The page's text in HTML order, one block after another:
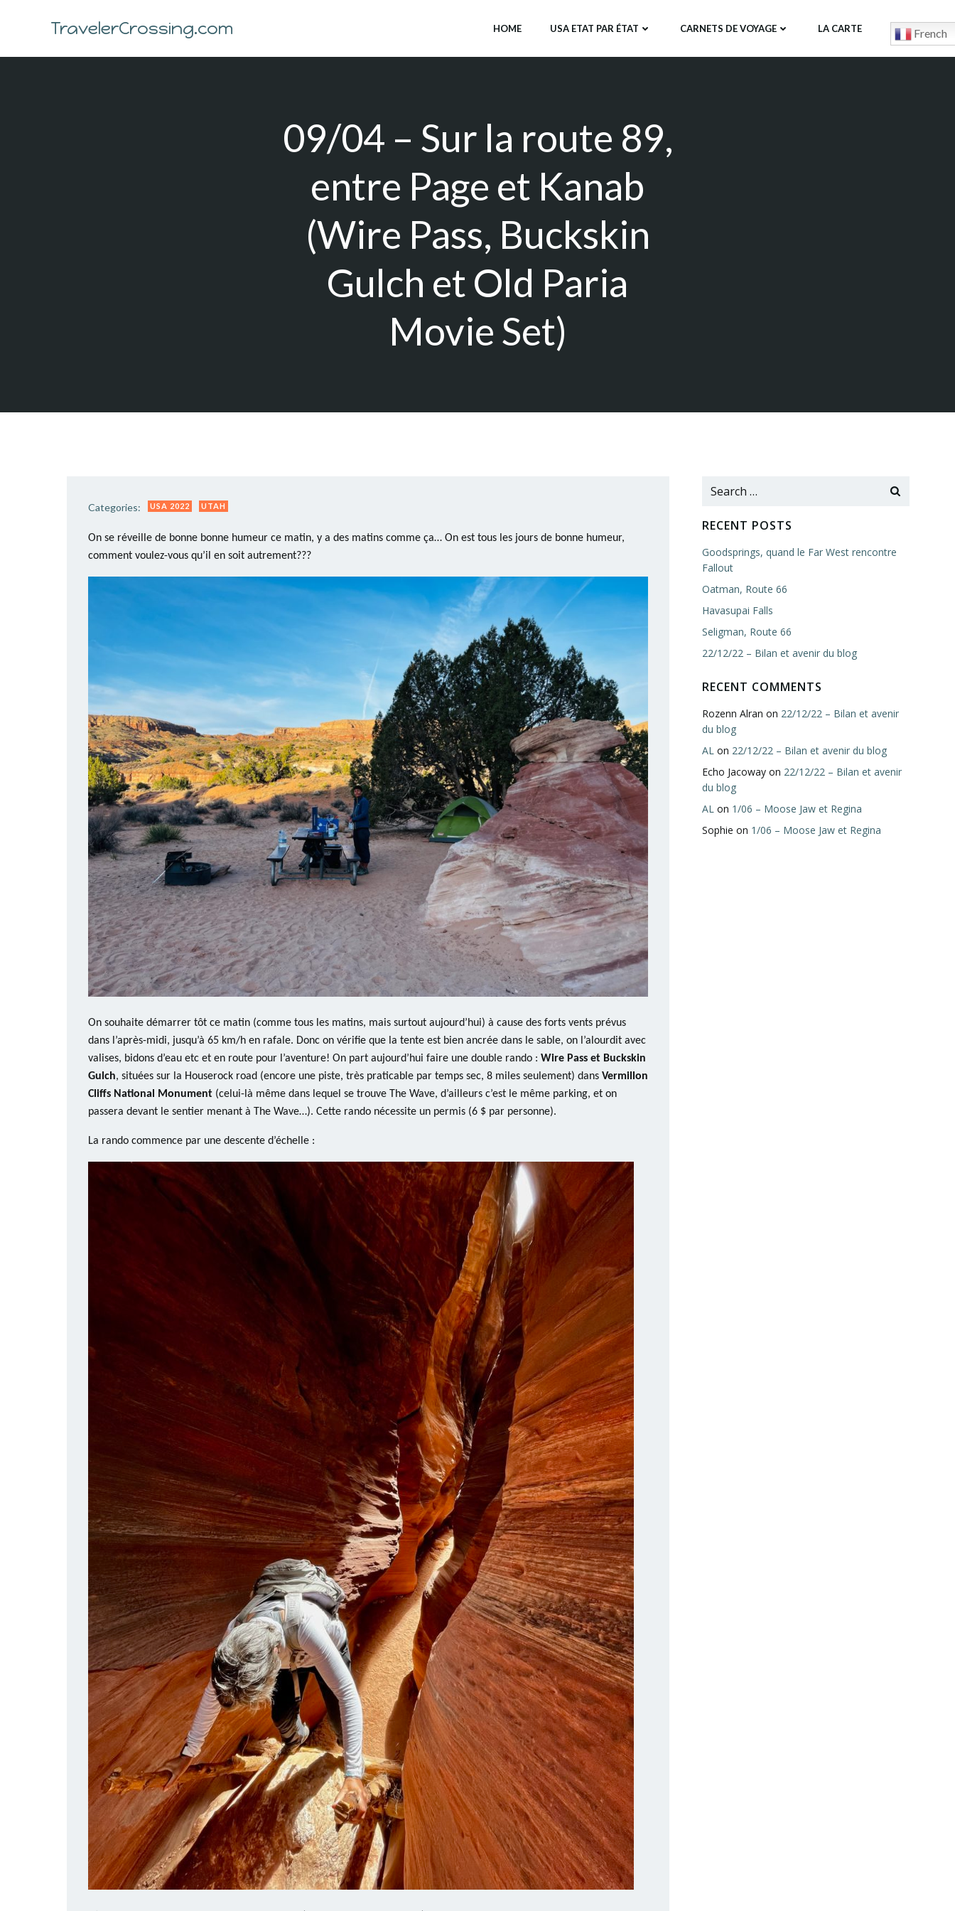
TravelerCrossing.com HOME USA ETAT PAR ÉTAT CARNETS DE VOYAGE LA CARTE French
09/04 – Sur la route 89,
entre Page et Kanab
(Wire Pass, Buckskin
Gulch et Old Paria
Movie Set)
Categories: USA 2022 UTAH
On se réveille de bonne bonne humeur ce matin, y a des matins comme ça… On est tous les jours de bonne humeur,
comment voulez-vous qu’il en soit autrement???
On souhaite démarrer tôt ce matin (comme tous les matins, mais surtout aujourd’hui) à cause des forts vents prévus
dans l’après-midi, jusqu’à 65 km/h en rafale. Donc on vérifie que la tente est bien ancrée dans le sable, on l’alourdit avec
valises, bidons d’eau etc et en route pour l’aventure! On part aujourd’hui faire une double rando : Wire Pass et Buckskin
Gulch, situées sur la Houserock road (encore une piste, très praticable par temps sec, 8 miles seulement) dans Vermillon
Cliffs National Monument (celui-là même dans lequel se trouve The Wave, d’ailleurs c’est le même parking, et on
passera devant le sentier menant à The Wave…). Cette rando nécessite un permis (6 $ par personne).
La rando commence par une descente d’échelle :
RECENT POSTS
Goodsprings, quand le Far West rencontre
Fallout
Oatman, Route 66
Havasupai Falls
Seligman, Route 66
22/12/22 – Bilan et avenir du blog
RECENT COMMENTS
Rozenn Alran on 22/12/22 – Bilan et avenir
du blog
AL on 22/12/22 – Bilan et avenir du blog
Echo Jacoway on 22/12/22 – Bilan et avenir
du blog
AL on 1/06 – Moose Jaw et Regina
Sophie on 1/06 – Moose Jaw et Regina